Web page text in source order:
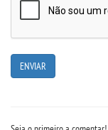
PPC
LOGIN